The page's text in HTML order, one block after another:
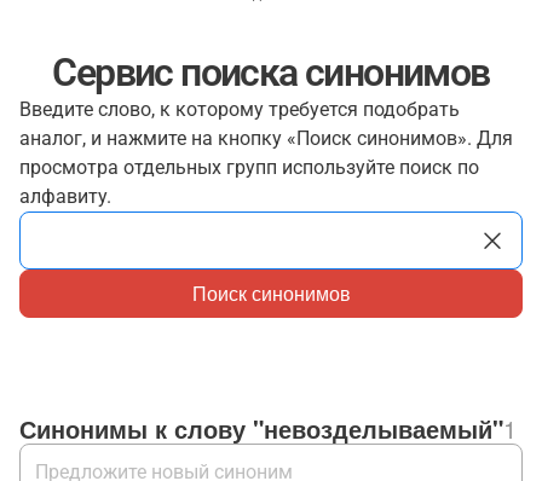
Сервис поиска синонимов
Введите слово, к которому требуется подобрать
аналог, и нажмите на кнопку «Поиск синонимов». Для
просмотра отдельных групп используйте поиск по
алфавиту.
Поиск синонимов
Синонимы к слову "невозделываемый"1